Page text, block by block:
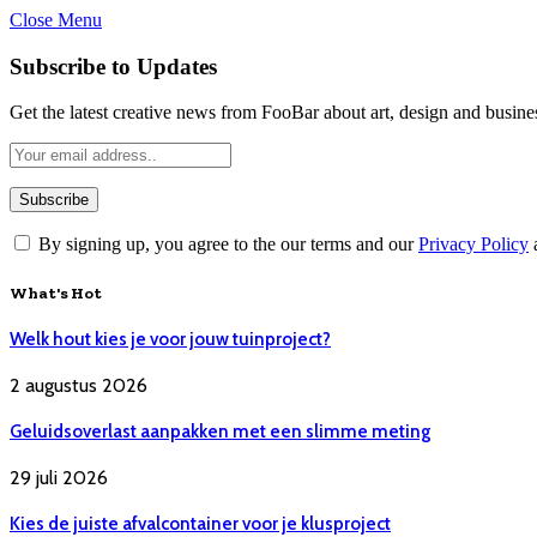
Close Menu
Subscribe to Updates
Get the latest creative news from FooBar about art, design and
By signing up, you agree to the our terms and ourPrivacy Policy
What's Hot
Welk hout kies je voor jouw tuinproject?
2 augustus 2026
Geluidsoverlast aanpakken met een slimme meting
29 juli 2026
Kies de juiste afvalcontainer voor je klusproject